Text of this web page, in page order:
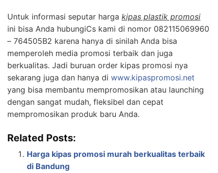
Untuk informasi seputar harga kipas plastik promosi
ini bisa Anda hubungiCs kami di nomor 082115069960
– 764505B2 karena hanya di sinilah Anda bisa
memperoleh media promosi terbaik dan juga
berkualitas. Jadi buruan order kipas promosi nya
sekarang juga dan hanya di www.kipaspromosi.net
yang bisa membantu mempromosikan atau launching
dengan sangat mudah, fleksibel dan cepat
mempromosikan produk baru Anda.
Related Posts:
Harga kipas promosi murah berkualitas terbaik
di Bandung